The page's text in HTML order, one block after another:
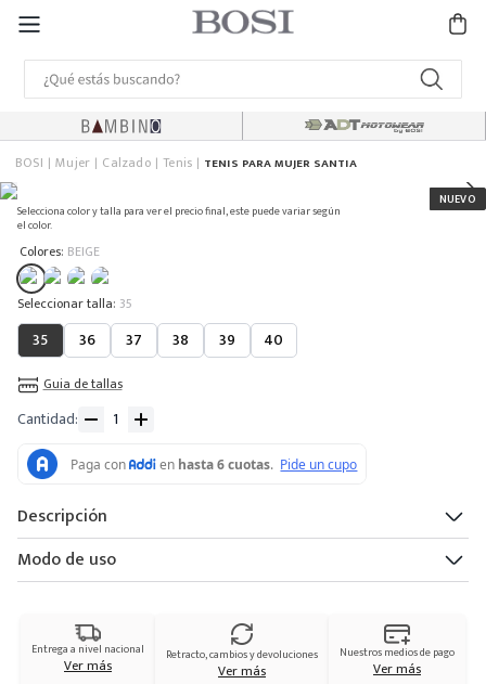
BOSI Mujer Calzado Tenis TENIS PARA MUJER SANTIA
Selecciona color y talla para ver el precio final, este puede variar según
el color.
Colores: BEIGE
: 35
35 36 37 38 39 40
Guia de tallas
Cantidad
Descripción
Modo de uso
Entrega a nivel nacional
Ver más Retracto, cambios y devoluciones
Ver más
Nuestros medios de pago
Ver más